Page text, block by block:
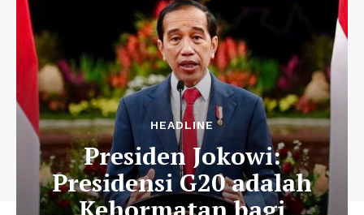
HEADLINE
Presiden Jokowi:
Presidensi G20 adalah